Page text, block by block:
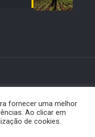
reservados |
Visual
fornecer uma melhor
Ao clicar em
de cookies.